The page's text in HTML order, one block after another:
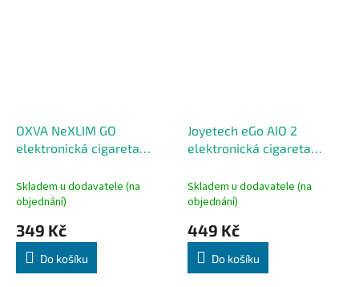
OXVA NeXLIM GO
elektronická cigareta
Skladem u dodavatele (na
objednání)
349 Kč
Do košíku
Joyetech eGo AIO 2
elektronická cigareta
Skladem u dodavatele (na
objednání)
449 Kč
Do košíku